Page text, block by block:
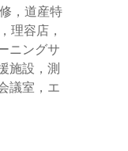
，道産特
理容店，
ニングサ
施設，測
議室，エ